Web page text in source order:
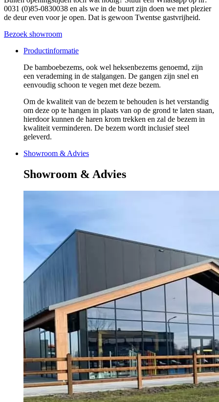
0031 (0)85-0830038 en als we in de buurt zijn doen we met plezier
de deur even voor je open. Dat is gewoon Twentse gastvrijheid.
Bezoek showroom
Productinformatie
De bamboebezems, ook wel heksenbezems genoemd, zijn
een verademing in de stalgangen. De gangen zijn snel en
eenvoudig schoon te vegen met deze bezem.
Om de kwaliteit van de bezem te behouden is het verstandig
om deze op te hangen in plaats van op de grond te laten staan,
hierdoor kunnen de haren krom trekken en zal de bezem in
kwaliteit verminderen. De bezem wordt inclusief steel
geleverd.
Showroom & Advies
Showroom & Advies